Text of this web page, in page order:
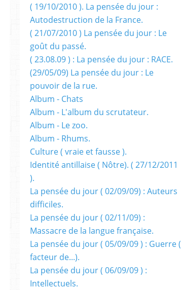
( 19/10/2010 ). La pensée du jour :
Autodestruction de la France.
( 21/07/2010 ) La pensée du jour : Le
goût du passé.
( 23.08.09 ) : La pensée du jour : RACE.
(29/05/09) La pensée du jour : Le
pouvoir de la rue.
Album - Chats
Album - L'album du scrutateur.
Album - Le zoo.
Album - Rhums.
Culture ( vraie et fausse ).
Identité antillaise ( Nôtre). ( 27/12/2011
).
La pensée du jour ( 02/09/09) : Auteurs
difficiles.
La pensée du jour ( 02/11/09) :
Massacre de la langue française.
La pensée du jour ( 05/09/09 ) : Guerre (
facteur de...).
La pensée du jour ( 06/09/09 ) :
Intellectuels.